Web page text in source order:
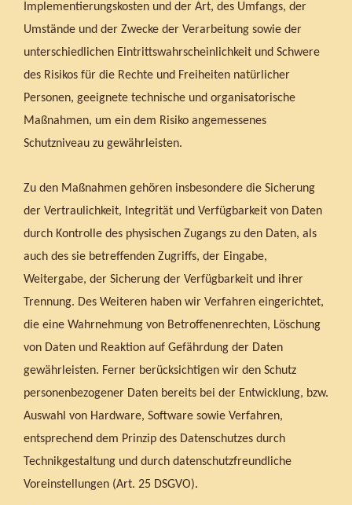
Implementierungskosten und der Art, des Umfangs, der
Umstände und der Zwecke der Verarbeitung sowie der
unterschiedlichen Eintrittswahrscheinlichkeit und Schwere
des Risikos für die Rechte und Freiheiten natürlicher
Personen, geeignete technische und organisatorische
Maßnahmen, um ein dem Risiko angemessenes
Schutzniveau zu gewährleisten.
Zu den Maßnahmen gehören insbesondere die Sicherung
der Vertraulichkeit, Integrität und Verfügbarkeit von Daten
durch Kontrolle des physischen Zugangs zu den Daten, als
auch des sie betreffenden Zugriffs, der Eingabe,
Weitergabe, der Sicherung der Verfügbarkeit und ihrer
Trennung. Des Weiteren haben wir Verfahren eingerichtet,
die eine Wahrnehmung von Betroffenenrechten, Löschung
von Daten und Reaktion auf Gefährdung der Daten
gewährleisten. Ferner berücksichtigen wir den Schutz
personenbezogener Daten bereits bei der Entwicklung, bzw.
Auswahl von Hardware, Software sowie Verfahren,
entsprechend dem Prinzip des Datenschutzes durch
Technikgestaltung und durch datenschutzfreundliche
Voreinstellungen (Art. 25 DSGVO).